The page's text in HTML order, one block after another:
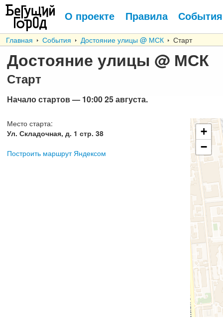
О проекте Правила События
Главная События Достояние улицы @ МСК Старт
Достояние улицы @ МСК
Старт
Начало стартов— 10:00 25августа.
Место старта:
Ул. Складочная, д. 1 стр. 38
Построить маршрут Яндексом
+
−